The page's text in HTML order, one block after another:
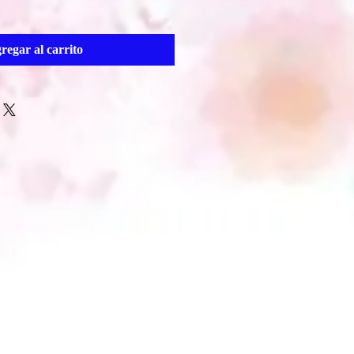
al carrito